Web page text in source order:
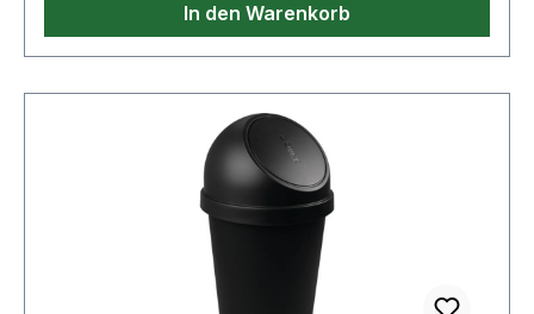
In den Warenkorb